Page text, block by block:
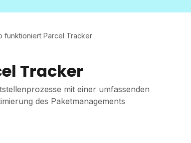
funktioniert Parcel Tracker
Tracker
mit einer umfassenden
des Paketmanagements